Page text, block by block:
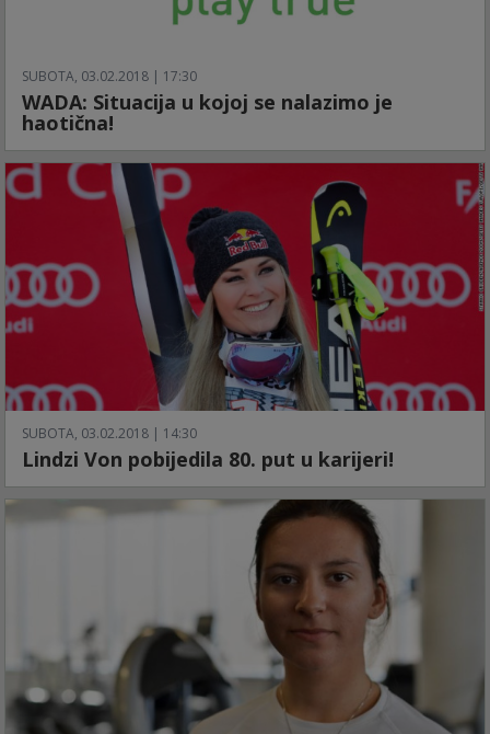
SUBOTA, 03.02.2018 | 17:30
WADA: Situacija u kojoj se nalazimo je
haotična!
SUBOTA, 03.02.2018 | 14:30
Lindzi Von pobijedila 80. put u karijeri!